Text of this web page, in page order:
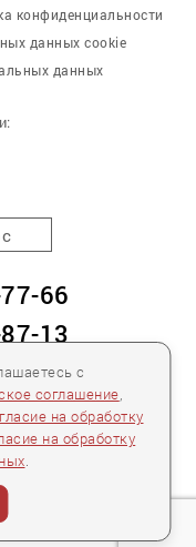
с
соглашение
на обработку
на обработку
конфиденциальности
данных cookie
данных
66
13
2
info@mebelclub.ru
предложения
№1» Все права